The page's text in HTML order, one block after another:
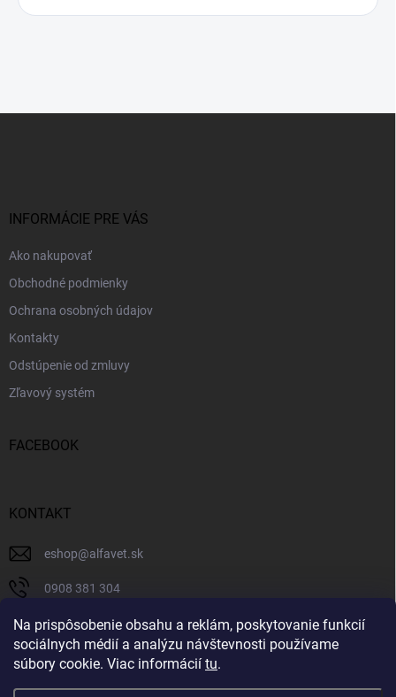
Na prispôsobenie obsahu a reklám, poskytovanie funkcií
sociálnych médií a analýzu návštevnosti používame
súbory cookie. Viac informácií tu.
INFORMÁCIE PRE VÁS
Ako nakupovať
Obchodné podmienky
Ochrana osobných údajov
Kontakty
Odstúpenie od zmluvy
Zľavový systém
FACEBOOK
KONTAKT
eshop@alfavet.sk
0908 381 304
0908 381 304
Facebook